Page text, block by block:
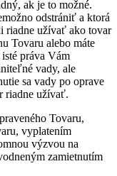
ak je to možné.
odstrániť a ktorá
riadne užívať ako tovar
Tovaru alebo máte
práva Vám
vady, ale
sa vady po oprave
riadne užívať.
Tovaru,
vyplatením
výzvou na
zamietnutím